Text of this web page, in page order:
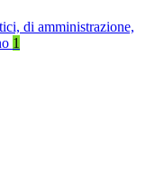
di amministrazione,
1